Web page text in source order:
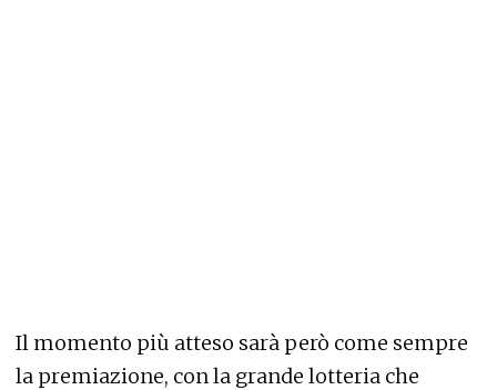
Il momento più atteso sarà però come sempre
la premiazione, con la grande lotteria che